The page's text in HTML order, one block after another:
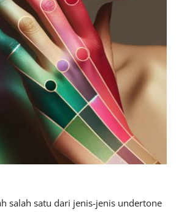
salah satu dari jenis-jenis undertone